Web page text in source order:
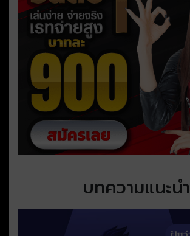
บทความแนะนำ